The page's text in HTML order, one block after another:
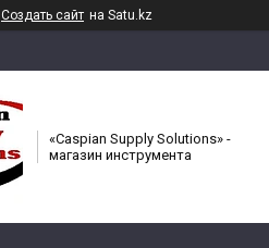
Создать сайт на Satu.kz
«Caspian Supply Solutions» -
магазин инструмента